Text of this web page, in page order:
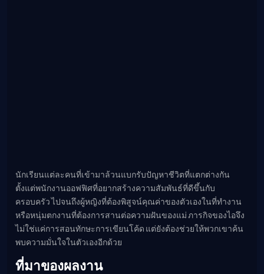
นักเรียนแต่ละคนที่เข้ามาล้วนแบกรับปัญหาชีวิตที่แตกต่างกัน
ตั้งแต่พนักงานออฟฟิศที่อยากสร้างความสัมพันธ์ที่ดีขึ้นกับ
ครอบครัว ไปจนถึงผู้หญิงที่ต้องพิสูจน์คุณค่าของตัวเองในที่ทำงาน
หรือหนุ่มตกงานที่ต้องการสานต่อความฝันของแม่ ภารกิจของไอจึง
ไม่ใช่แค่การสอนทักษะการเขียนโค้ด แต่ยังต้องช่วยให้พวกเขาค้น
พบความมั่นใจในตัวเองอีกด้วย
ที่มาของผลงาน